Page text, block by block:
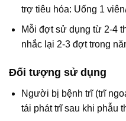
trợ tiêu hóa: Uống 1
Mỗi đợt sử dụng từ 2-4
nhắc lại 2-3 đợt trong
Đối tượng sử dụng
Người bị bệnh trĩ (trĩ
tái phát trĩ sau khi phẫu